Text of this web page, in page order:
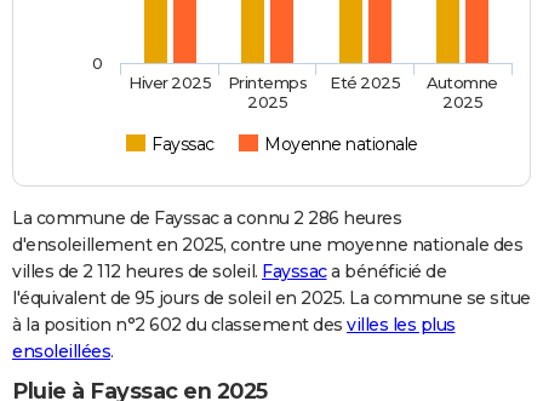
Fayssac Moyenne nationale
Hiver 2025
Printemps
2025
Eté 2025
Automne
2025
0
La commune de Fayssac a connu 2 286 heures
d'ensoleillement en 2025, contre une moyenne nationale des
villes de 2 112 heures de soleil. Fayssaca bénéficié de
l'équivalent de 95 jours de soleil en 2025. La commune se situe
à la position n°2 602 du classement des villes les plus
ensoleillées.
Pluie à Fayssac en 2025